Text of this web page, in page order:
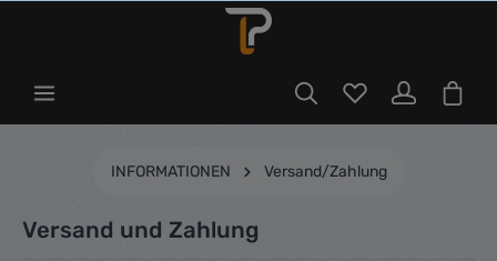
INFORMATIONEN Versand/Zahlung
Versand und Zahlung